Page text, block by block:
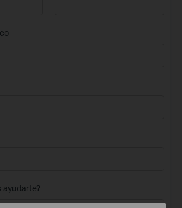
ayudarte?